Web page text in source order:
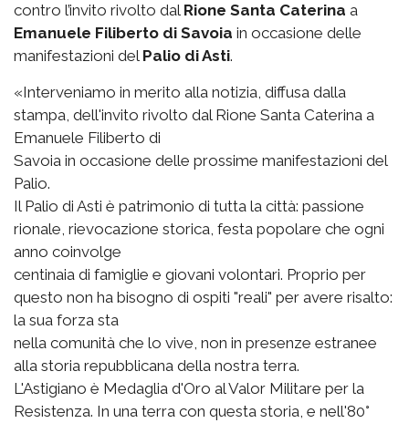
contro l’invito rivolto dal Rione Santa Caterina a
Emanuele Filiberto di Savoia in occasione delle
manifestazioni del Palio di Asti.
«Interveniamo in merito alla notizia, diffusa dalla
stampa, dell'invito rivolto dal Rione Santa Caterina a
Emanuele Filiberto di
Savoia in occasione delle prossime manifestazioni del
Palio.
Il Palio di Asti è patrimonio di tutta la città: passione
rionale, rievocazione storica, festa popolare che ogni
anno coinvolge
centinaia di famiglie e giovani volontari. Proprio per
questo non ha bisogno di ospiti "reali" per avere risalto:
la sua forza sta
nella comunità che lo vive, non in presenze estranee
alla storia repubblicana della nostra terra.
L'Astigiano è Medaglia d'Oro al Valor Militare per la
Resistenza. In una terra con questa storia, e nell'80°